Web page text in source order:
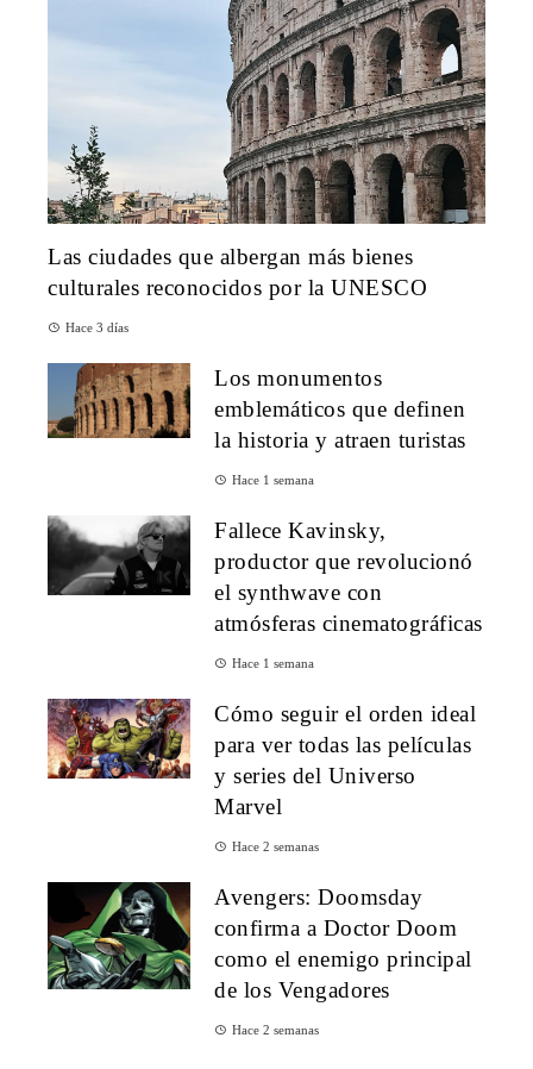
Las ciudades que albergan más bienes
culturales reconocidos por la UNESCO
Hace 3 días
Los monumentos
emblemáticos que definen
la historia y atraen turistas
Hace 1 semana
Fallece Kavinsky,
productor que revolucionó
el synthwave con
atmósferas cinematográficas
Hace 1 semana
Cómo seguir el orden ideal
para ver todas las películas
y series del Universo
Marvel
Hace 2 semanas
Avengers: Doomsday
confirma a Doctor Doom
como el enemigo principal
de los Vengadores
Hace 2 semanas